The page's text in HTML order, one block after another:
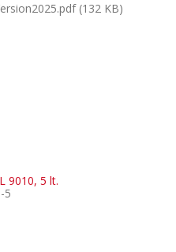
(132 KB)
9010, 5 lt.
5